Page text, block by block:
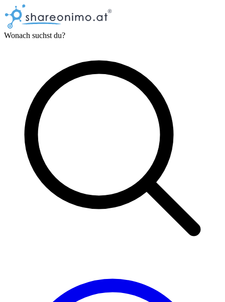
Wonach suchst du?